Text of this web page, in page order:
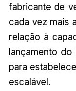
fabricante de
cada vez mais
relação à
lançamento do
para
escalável.